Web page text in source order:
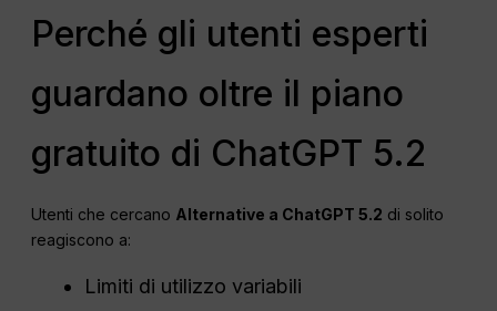
Perché gli utenti esperti
guardano oltre il piano
gratuito di ChatGPT 5.2
Utenti che cercano Alternative a ChatGPT 5.2 di solito
reagiscono a:
Limiti di utilizzo variabili